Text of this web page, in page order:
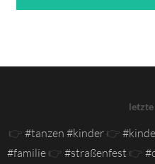
👉 #tanzen #kinder 👉
#familie 👉 #straßenfest 👉